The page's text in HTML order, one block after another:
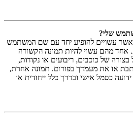
שלי?
אשר עשויים להופיע יחד עם שם המשתמש
אחד מהם עשוי להיות תמונה הקשורה
של כוכבים, ריבועים או נקודות,
או את מעמדך בפורום. תמונה אחרת,
כסמל אישי ובדרך כלל ייחודית או